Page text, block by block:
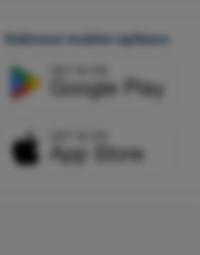
Stáhnout mobilní aplikace